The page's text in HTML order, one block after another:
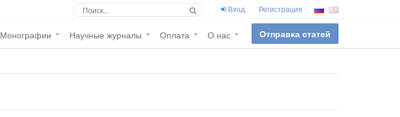
Вход Регистрация
Монографии Научные журналы Оплата О нас Отправка статей